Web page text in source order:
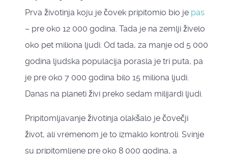
Prva životinja koju je čovek pripitomio bio je pas
– pre oko 12 000 godina. Tada je na zemlji živelo
oko pet miliona ljudi. Od tada, za manje od 5 000
godina ljudska populacija porasla je tri puta, pa
je pre oko 7 000 godina bilo 15 miliona ljudi.
Danas na planeti živi preko sedam milijardi ljudi.
Pripitomljavanje životinja olakšalo je čovečji
život, ali vremenom je to izmaklo kontroli. Svinje
su pripitomljene pre oko 8 000 godina, a